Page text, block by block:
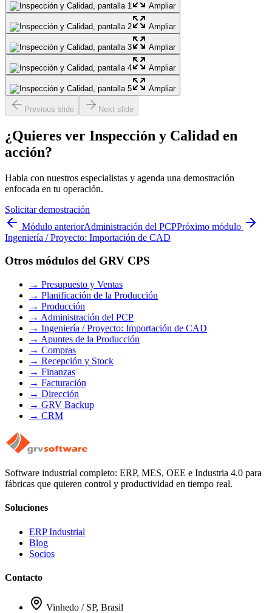
Ampliar
Ampliar
Ampliar
Ampliar
Ampliar
Previous slide Next slide
¿Quieres ver Inspección y Calidad en
acción?
Habla con nuestros especialistas y agenda una demostración
enfocada en tu operación.
Solicitar demostración
Módulo anteriorAdministración del PCPPróximo módulo
Ingeniería / Proyecto: Importación de CAD
Otros módulos del GRV CPS
→ Presupuesto y Ventas
→ Planificación de la Producción
→ Producción
→ Administración del PCP
→ Ingeniería / Proyecto: Importación de CAD
→ Apuntes de la Producción
→ Compras
→ Recepción y Stock
→ Finanzas
→ Facturación
→ Dirección
→ GRV Backup
→ CRM
Software industrial completo: ERP, MES, OEE e Industria 4.0 para
fábricas que quieren control y productividad en tiempo real.
Soluciones
ERP Industrial
Blog
Socios
Contacto
Vinhedo / SP, Brasil